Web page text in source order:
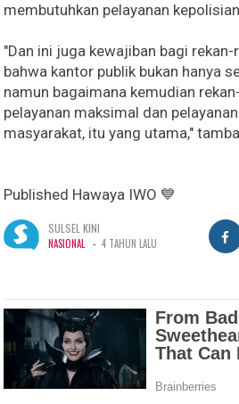
membutuhkan pelayanan
"Dan ini juga kewajiban bagi
bahwa kantor publik bukan hanya
namun bagaimana kemudian
pelayanan maksimal dan
masyarakat, itu yang utama,"
Published Hawaya IWO 💙
SULSEL KINI
NASIONAL - 4 TAHUN LALU